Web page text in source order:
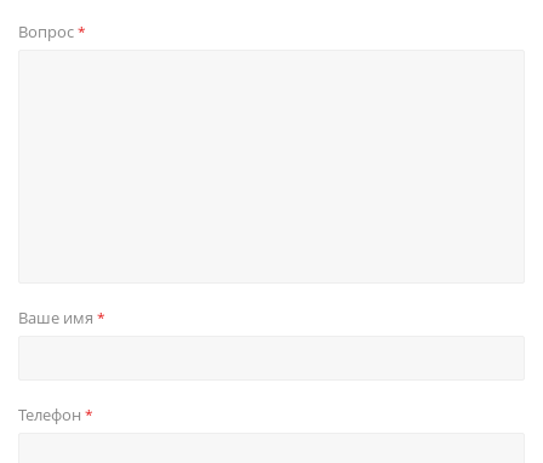
Вопрос*
Ваше имя *
Телефон *